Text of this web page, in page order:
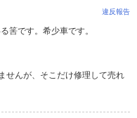
違反報告
筈です。希少車です。
せんが、そこだけ修理して売れ